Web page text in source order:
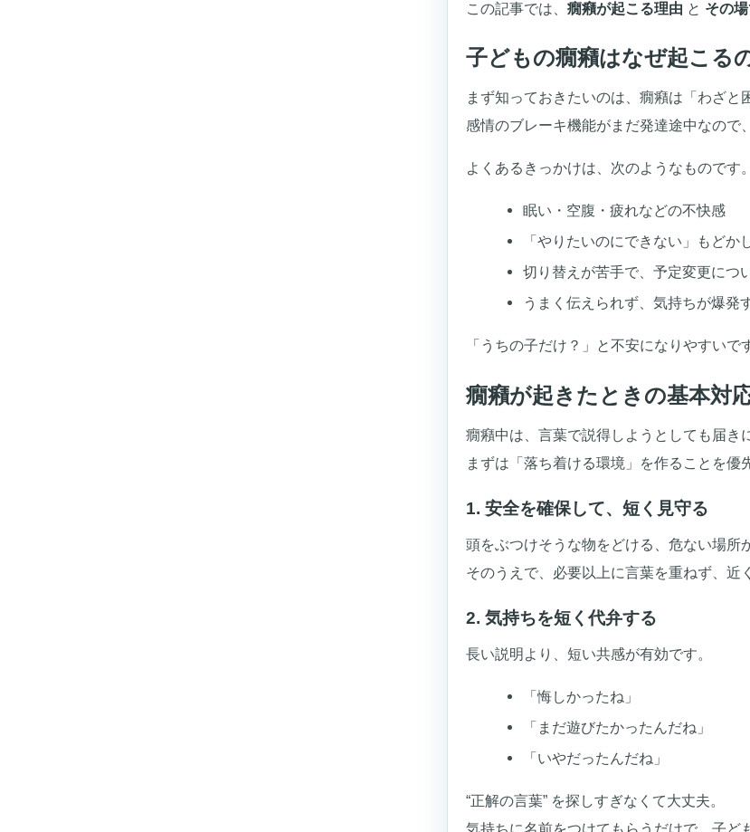
この記事では、癇癪が起こる理由 と その
子どもの癇癪はなぜ起こる
まず知っておきたいのは、癇癪は「わざと
感情のブレーキ機能がまだ発達途中なので
よくあるきっかけは、次のようなものです。
眠い・空腹・疲れなどの不快感
「やりたいのにできない」もどか
切り替えが苦手で、予定変更につ
うまく伝えられず、気持ちが爆発
「うちの子だけ？」と不安になりやすい
癇癪が起きたときの基本対
癇癪中は、言葉で説得しようとしても届き
まずは「落ち着ける環境」を作ることを優
1. 安全を確保して、短く見守る
頭をぶつけそうな物をどける、危ない場所
そのうえで、必要以上に言葉を重ねず、近
2. 気持ちを短く代弁する
長い説明より、短い共感が有効です。
「悔しかったね」
「まだ遊びたかったんだね」
「いやだったんだね」
“正解の言葉” を探しすぎなくて大丈夫。
気持ちに名前をつけてもらうだけで、子ど